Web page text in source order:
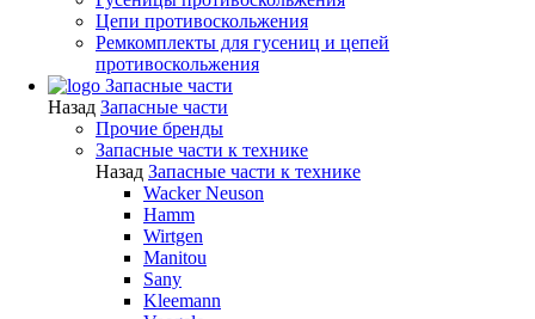
Цепи противоскольжения
Ремкомплекты для гусениц и цепей
противоскольжения
Запасные части
Назад Запасные части
Прочие бренды
Запасные части к технике
Назад Запасные части к технике
Wacker Neuson
Hamm
Wirtgen
Manitou
Sany
Kleemann